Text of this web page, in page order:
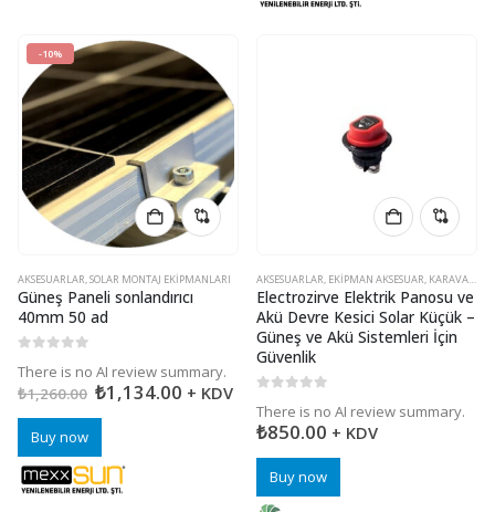
-10%
AKSESUARLAR,SOLAR MONTAJ EKIPMANLARI
Güneş Paneli sonlandırıcı
40mm 50 ad
There is no AI review summary.
₺1,260.00 ₺1,134.00 + KDV
Buy now
AKSESUARLAR, EKIPMAN AKSESUAR, KARAVAN MALZEMELERI
Electrozirve Elektrik Panosu ve
Akü Devre Kesici Solar Küçük –
Güneş ve Akü Sistemleri İçin
Güvenlik
There is no AI review summary.
₺850.00 + KDV
Buy now